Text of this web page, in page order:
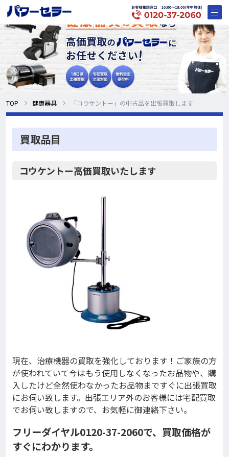
TOP 健康器具 「コウケントー」の中古品を出張買取します
買取品目
コウケントー高価買取いたします
現在、治療機器の買取を強化しております！ご家族の方
が使われていて今はもう使用しなくなったお品物や、購
入したけど全然使わなかったお品物まですぐに出張買取
にお伺い致します。出張エリア外のお客様には宅配買取
でお伺い致しますので、お気軽に御連絡下さい。
フリーダイヤル0120-37-2060で、買取価格が
すぐにわかります。